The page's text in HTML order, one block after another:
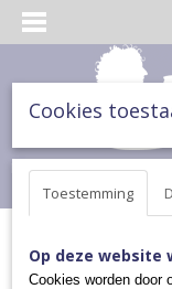
Inloggen Registreren
Home >THEE &
BOLLE MOK (LARGE)
Cookies
Toestemming
Op deze website
Cookies worden door